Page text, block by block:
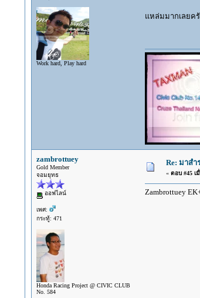
Work hard, Play hard
แหล่มมากเลยค
zambrottuey
Gold Member
จอมยุทธ
ออฟไลน์
เพศ:
กระทู้: 471
Honda Racing Project @ CIVIC CLUB
No. 584
Re: มาสำ
« ตอบ #45 เ
Zambrottuey